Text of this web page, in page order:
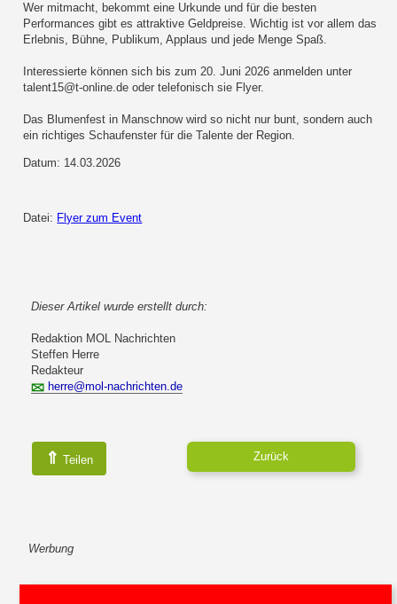
Wer mitmacht, bekommt eine Urkunde und für die besten
Performances gibt es attraktive Geldpreise. Wichtig ist vor allem das
Erlebnis, Bühne, Publikum, Applaus und jede Menge Spaß.
Interessierte können sich bis zum 20. Juni 2026 anmelden unter
talent15@t-online.de oder telefonisch sie Flyer.
Das Blumenfest in Manschnow wird so nicht nur bunt, sondern auch
ein richtiges Schaufenster für die Talente der Region.
Datum: 14.03.2026
Datei: Flyer zum Event
Dieser Artikel wurde erstellt durch:
Redaktion MOL Nachrichten
Steffen Herre
Redakteur
herre@mol-nachrichten.de
⇑ Teilen Zurück
Werbung